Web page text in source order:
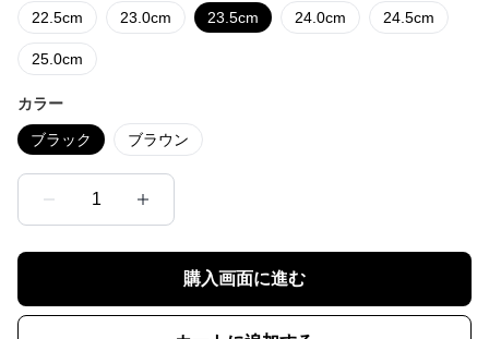
22.5cm 23.0cm 23.5cm 24.0cm 24.5cm
25.0cm
カラー
ブラック ブラウン
1
購入画面に進む